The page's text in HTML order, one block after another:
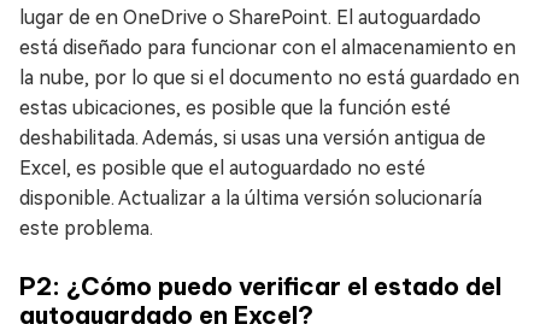
lugar de en OneDrive o SharePoint. El autoguardado
está diseñado para funcionar con el almacenamiento en
la nube, por lo que si el documento no está guardado en
estas ubicaciones, es posible que la función esté
deshabilitada. Además, si usas una versión antigua de
Excel, es posible que el autoguardado no esté
disponible. Actualizar a la última versión solucionaría
este problema.
P2: ¿Cómo puedo verificar el estado del
autoguardado en Excel?